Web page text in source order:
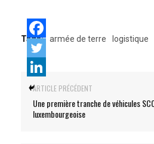
Tags: armée de terre logistique
ARTICLE PRÉCÉDENT
Une première tranche de véhicules
luxembourgeoise